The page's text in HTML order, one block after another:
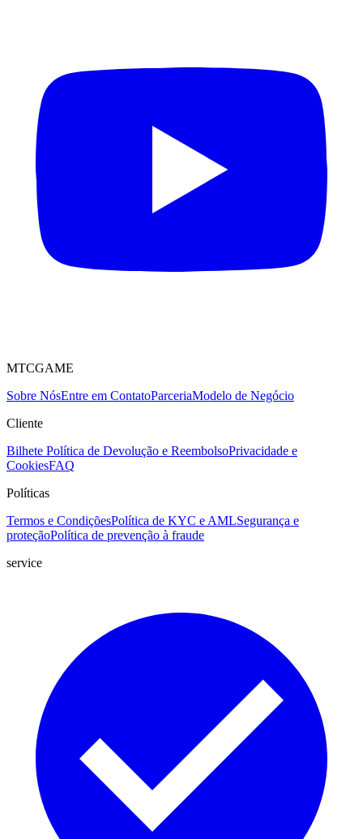
MTCGAME
Sobre NósEntre em ContatoParceriaModelo de Negócio
Cliente
Bilhete Política de Devolução e ReembolsoPrivacidade e
CookiesFAQ
Políticas
Termos e CondiçõesPolítica de KYC e AMLSegurança e
proteçãoPolítica de prevenção à fraude
service